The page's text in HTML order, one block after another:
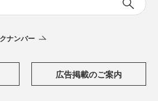
ナンバー
広告掲載のご案内